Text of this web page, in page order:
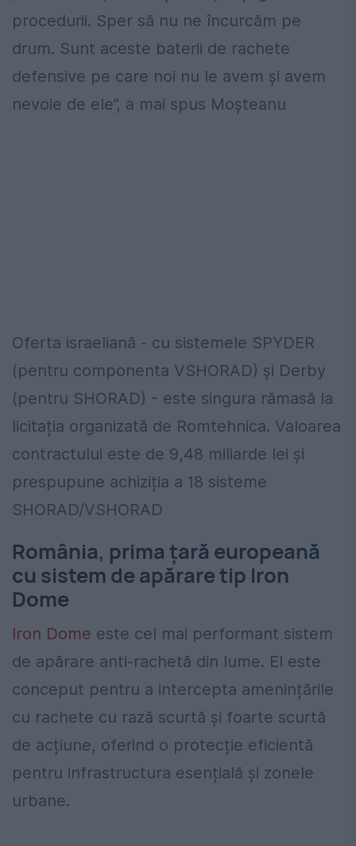
procedurii. Sper să nu ne încurcăm pe
drum. Sunt aceste baterii de rachete
defensive pe care noi nu le avem și avem
nevoie de ele”, a mai spus Moșteanu
Oferta israeliană - cu sistemele SPYDER
(pentru componenta VSHORAD) și Derby
(pentru SHORAD) - este singura rămasă la
licitația organizată de Romtehnica. Valoarea
contractului este de 9,48 miliarde lei și
prespupune achiziția a 18 sisteme
SHORAD/VSHORAD
România, prima țară europeană
cu sistem de apărare tip Iron
Dome
Iron Dome este cel mai performant sistem
de apărare anti-rachetă din lume. El este
conceput pentru a intercepta amenințările
cu rachete cu rază scurtă și foarte scurtă
de acțiune, oferind o protecție eficientă
pentru infrastructura esențială și zonele
urbane.